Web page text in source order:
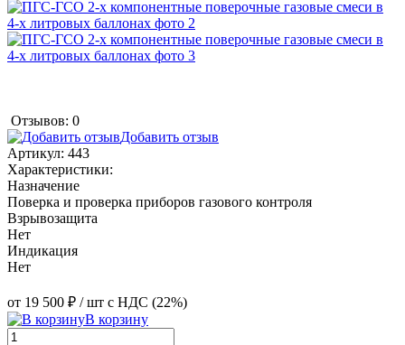
Отзывов: 0
Добавить отзыв
Артикул: 443
Характеристики:
Назначение
Поверка и проверка приборов газового контроля
Взрывозащита
Нет
Индикация
Нет
от 19 500 ₽ / шт с НДС (22%)
В корзину